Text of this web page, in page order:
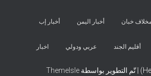
خبان أخبار اليمن أخبار إب
أقليم الجند عربي ودولي اخبار
ThemeIsle